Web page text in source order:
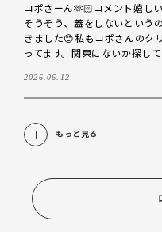
コポさーん🫶🏻コメント嬉し
そうそう、蓋をしないという
きました😊私もコポさんのク
ってます。関東にないか探し
2026.06.12
もっと見る